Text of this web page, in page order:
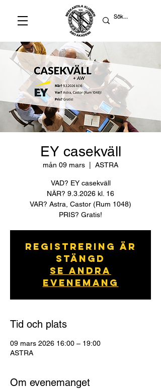
EY casekväll
mån 09 mars ASTRA
VAD? EY casekväll
NÄR? 9.3.2026 kl. 16
VAR? Astra, Castor (Rum 1048)
PRIS? Gratis!
Registrering är
stängd
Se andra
evenemang
Tid och plats
09 mars 2026 16:00 – 19:00
ASTRA
Om evenemanget